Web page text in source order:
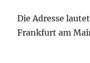
Die Adresse
Frankfurt am